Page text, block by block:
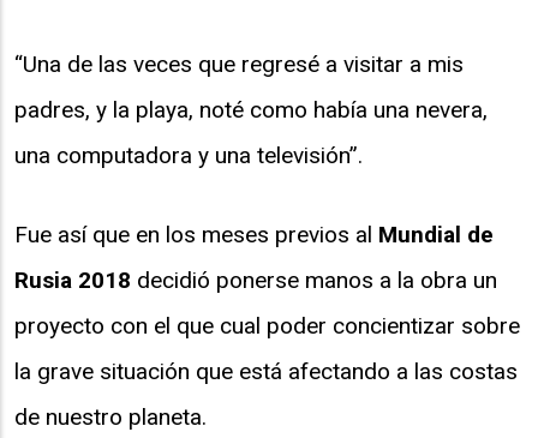
“Una de las veces que regresé a visitar a mis
padres, y la playa, noté como había una nevera,
una computadora y una televisión”.
Fue así que en los meses previos al Mundial de
Rusia 2018 decidió ponerse manos a la obra un
proyecto con el que cual poder concientizar sobre
la grave situación que está afectando a las costas
de nuestro planeta.